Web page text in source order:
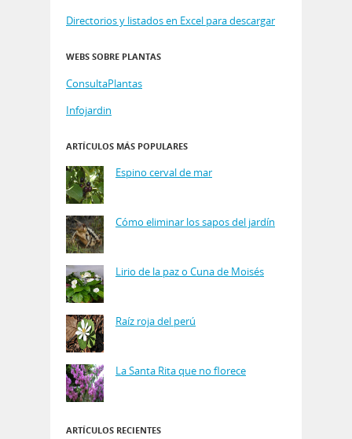
Directorios y listados en Excel para descargar
WEBS SOBRE PLANTAS
ConsultaPlantas
Infojardin
ARTÍCULOS MÁS POPULARES
Espino cerval de mar
Cómo eliminar los sapos del jardín
Lirio de la paz o Cuna de Moisés
Raíz roja del perú
La Santa Rita que no florece
ARTÍCULOS RECIENTES